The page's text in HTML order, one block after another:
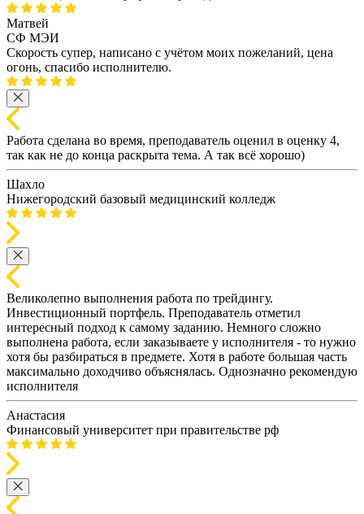
Матвей
СФ МЭИ
Скорость супер, написано с учётом моих пожеланий, цена
огонь, спасибо исполнителю.
Работа сделана во время, преподаватель оценил в оценку 4,
так как не до конца раскрыта тема. А так всё хорошо)
Шахло
Нижегородский базовый медицинский колледж
Великолепно выполнения работа по трейдингу.
Инвестиционный портфель. Преподаватель отметил
интересный подход к самому заданию. Немного сложно
выполнена работа, если заказываете у исполнителя - то нужно
хотя бы разбираться в предмете. Хотя в работе большая часть
максимально доходчиво объяснялась. Однозначно рекомендую
исполнителя
Анастасия
Финансовый университет при правительстве рф